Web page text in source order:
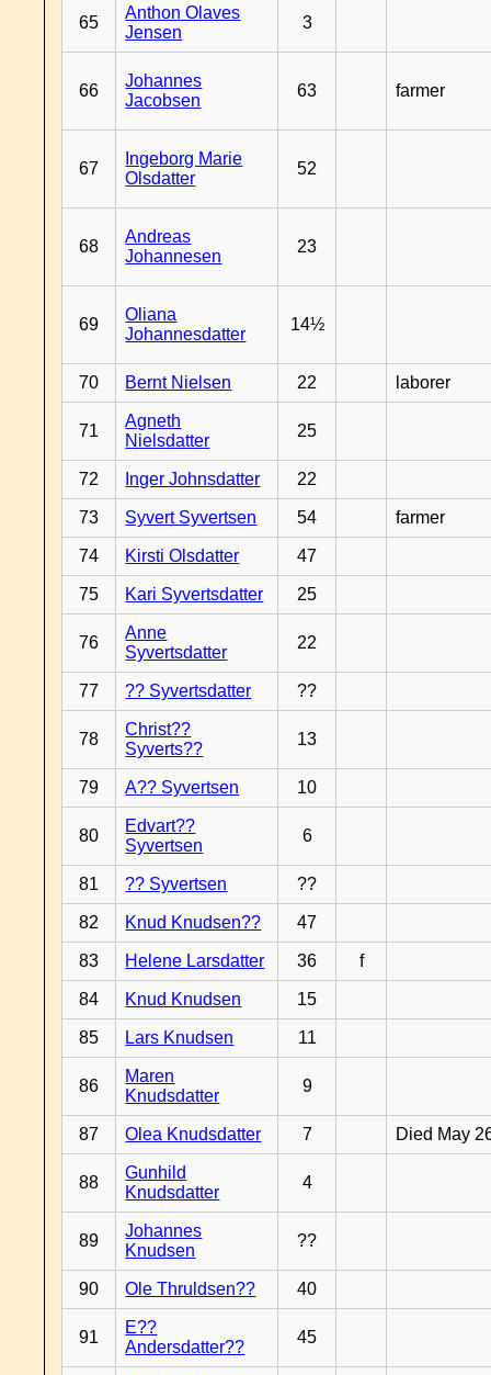
65
Anthon Olaves
Jensen
3
66
Johannes
Jacobsen
63 farmer
67
Ingeborg Marie
Olsdatter
52
68
Andreas
Johannesen
23
69
Oliana
Johannesdatter
14½
70 Bernt Nielsen 22 laborer
71
Agneth
Nielsdatter
25
72 Inger Johnsdatter 22
73 Syvert Syvertsen 54 farmer
74 Kirsti Olsdatter 47
75 Kari Syvertsdatter 25
76
Anne
Syvertsdatter
22
77 ?? Syvertsdatter ??
78
Christ??
Syverts??
13
79 A?? Syvertsen 10
80
Edvart??
Syvertsen
6
81 ?? Syvertsen ??
82 Knud Knudsen?? 47
83 Helene Larsdatter 36 f
84 Knud Knudsen 15
85 Lars Knudsen 11
86
Maren
Knudsdatter
9
87 Olea Knudsdatter 7 Died May
88
Gunhild
Knudsdatter
4
89
Johannes
Knudsen
??
90 Ole Thruldsen?? 40
91
E??
Andersdatter??
45